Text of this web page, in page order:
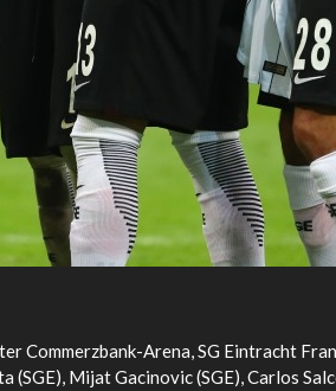
Commerzbank-Arena, SG Eintracht
Mijat Gacinovic (SGE), Carlos